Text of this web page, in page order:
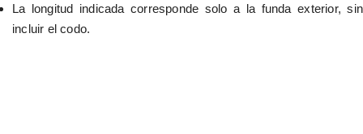
La longitud indicada corresponde solo a la funda exterior, sin
incluir el codo.